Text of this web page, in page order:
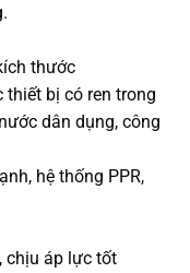
thước
thiết bị có ren trong
dân dụng, công
hệ thống PPR,
chịu áp lực tốt